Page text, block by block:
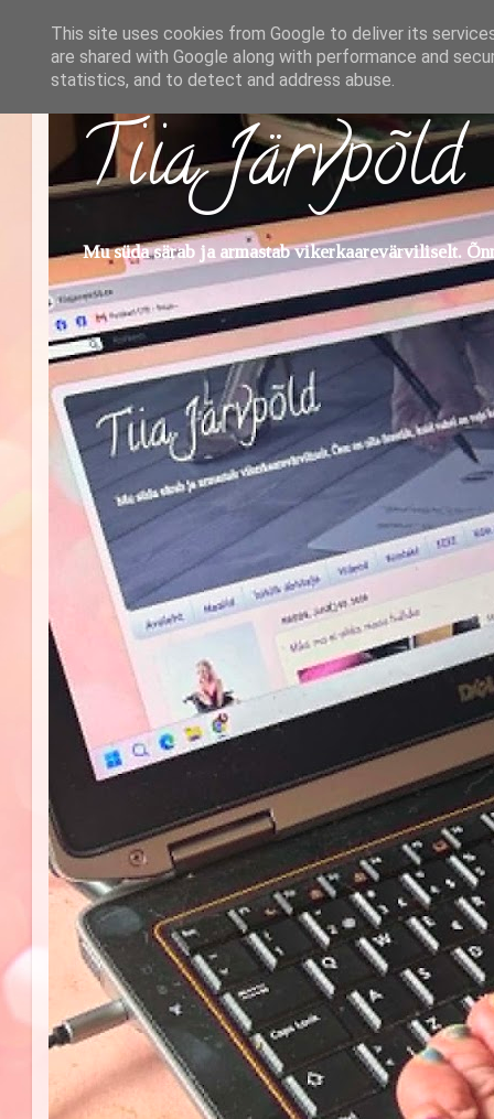
Tiia Järvpõld
Mu süda särab ja armastab vikerkaarevärviliselt.
This site uses cookies from Google to deliver its
are shared with Google along with performance and
statistics, and to detect and address abuse.